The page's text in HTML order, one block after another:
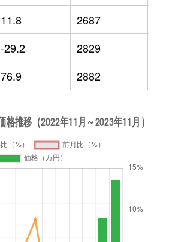
11.8 2687
-29.2 2829
76.9 2882